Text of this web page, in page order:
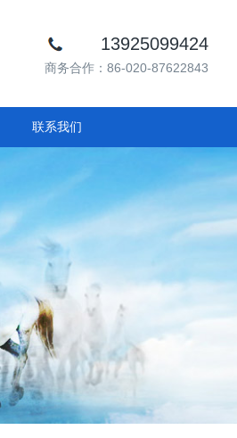
13925099424
商务合作：86-020-87622843
联系我们